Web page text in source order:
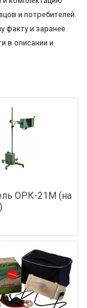
и потребителей.
факту и заранее
в описании и
ОРК-21М (на